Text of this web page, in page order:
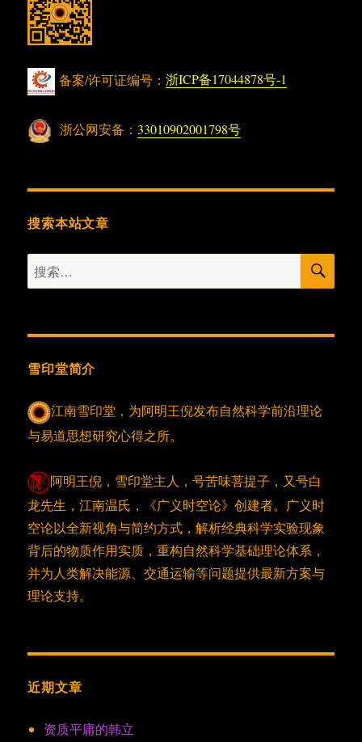
备案/许可证编号：浙ICP备17044878号-1
浙公网安备：33010902001798号
搜索本站文章
搜
索：
搜
雪印堂简介
江南雪印堂，为阿明王倪发布自然科学前沿理论
与易道思想研究心得之所。
阿明王倪，雪印堂主人，号苦味菩提子，又号白
龙先生，江南温氏，《广义时空论》创建者。广义时
空论以全新视角与简约方式，解析经典科学实验现象
背后的物质作用实质，重构自然科学基础理论体系，
并为人类解决能源、交通运输等问题提供最新方案与
理论支持。
近期文章
资质平庸的韩立